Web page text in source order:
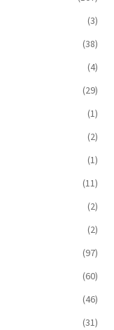
(3)
(38)
(4)
(29)
(1)
(2)
(1)
(11)
(2)
(2)
(97)
(60)
(46)
(31)